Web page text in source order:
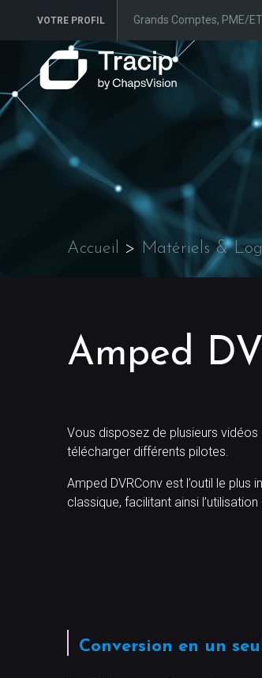
VOTRE PROFIL Grands Comptes, PME/ETI
Accueil > Matériels &
Amped
Vous disposez de plusieurs
télécharger différents pilotes.
Amped DVRConv est l’outil le
classique, facilitant ainsi
Conversion en un